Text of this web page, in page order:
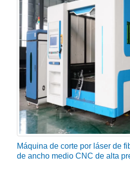
Máquina de corte por láser de
de ancho medio CNC de alta